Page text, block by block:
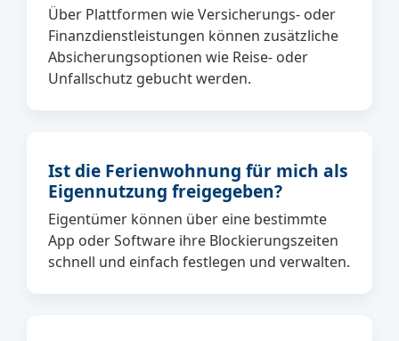
Über Plattformen wie Versicherungs- oder
Finanzdienstleistungen können zusätzliche
Absicherungsoptionen wie Reise- oder
Unfallschutz gebucht werden.
Ist die Ferienwohnung für mich als
Eigennutzung freigegeben?
Eigentümer können über eine bestimmte
App oder Software ihre Blockierungszeiten
schnell und einfach festlegen und verwalten.